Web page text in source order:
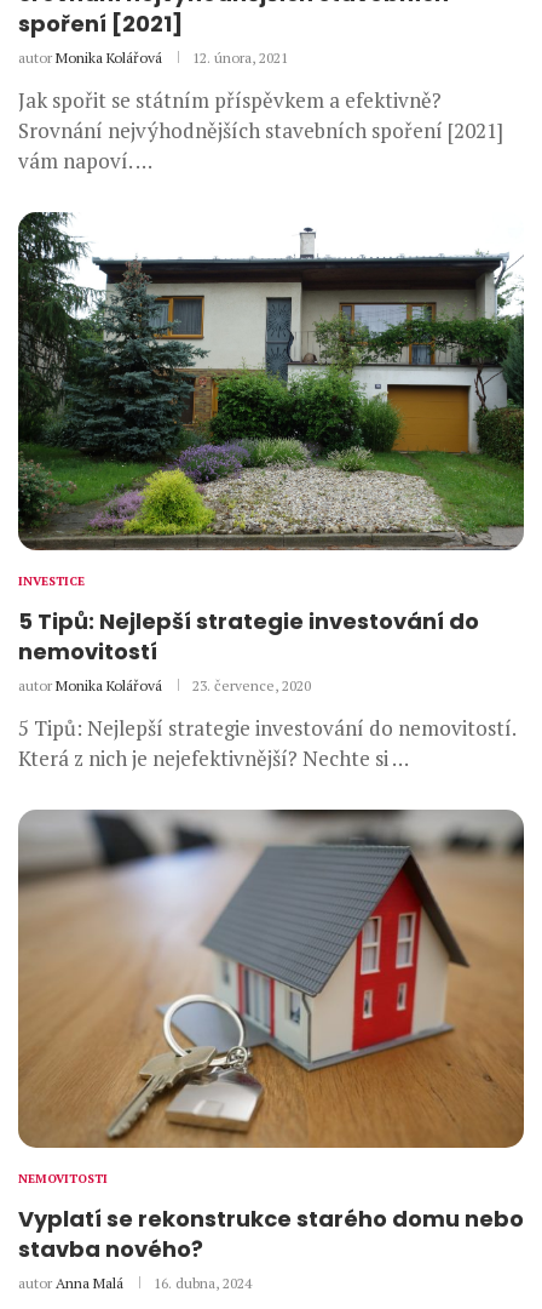
spoření [2021]
autor Monika Kolářová 12. února, 2021
Jak spořit se státním příspěvkem a efektivně?
Srovnání nejvýhodnějších stavebních spoření [2021]
vám napoví. …
INVESTICE
5 Tipů: Nejlepší strategie investování do
nemovitostí
autor Monika Kolářová 23. července, 2020
5 Tipů: Nejlepší strategie investování do nemovitostí.
Která z nich je nejefektivnější? Nechte si …
NEMOVITOSTI
Vyplatí se rekonstrukce starého domu nebo
stavba nového?
autor Anna Malá 16. dubna, 2024